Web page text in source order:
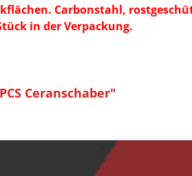
Carbonstahl,
in der Verpackung.
Ceranschaber"